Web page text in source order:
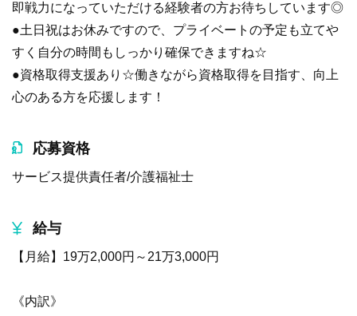
即戦力になっていただける経験者の方お待ちしています◎
●土日祝はお休みですので、プライベートの予定も立てや
すく自分の時間もしっかり確保できますね☆
●資格取得支援あり☆働きながら資格取得を目指す、向上
心のある方を応援します！
応募資格
サービス提供責任者/介護福祉士
給与
【月給】19万2,000円～21万3,000円
《内訳》